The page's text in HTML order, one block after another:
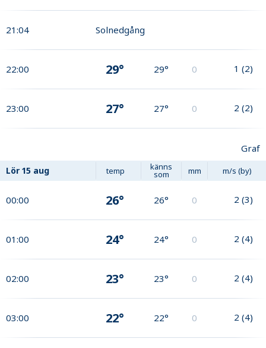
21:04 Solnedgång
22:00 29° 29° 0 1 (2)
23:00 27° 27° 0 2 (2)
Graf
Lör 15 aug temp känns
som mm m/s (by)
00:00 26° 26° 0 2 (3)
01:00 24° 24° 0 2 (4)
02:00 23° 23° 0 2 (4)
03:00 22° 22° 0 2 (4)